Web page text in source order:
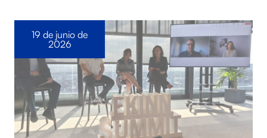
19 de junio de
2026